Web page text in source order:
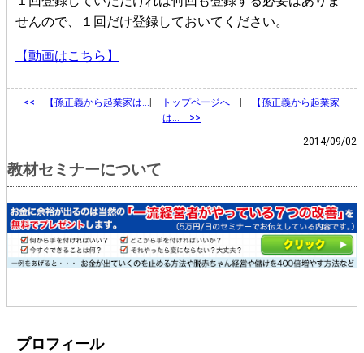
せんので、１回だけ登録しておいてください。
【動画はこちら】
<< 【孫正義から起業家は… トップページへ
【孫正義から起業家
は… >>
2014/09/02
教材セミナーについて
プロフィール